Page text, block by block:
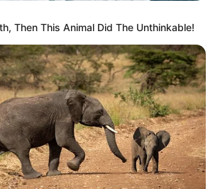
Then This Animal Did The Unthinkable!